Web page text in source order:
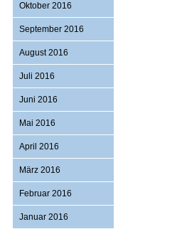
Oktober 2016
September 2016
August 2016
Juli 2016
Juni 2016
Mai 2016
April 2016
März 2016
Februar 2016
Januar 2016